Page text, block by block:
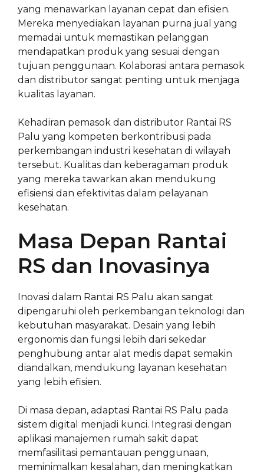
yang menawarkan layanan cepat dan efisien.
Mereka menyediakan layanan purna jual yang
memadai untuk memastikan pelanggan
mendapatkan produk yang sesuai dengan
tujuan penggunaan. Kolaborasi antara pemasok
dan distributor sangat penting untuk menjaga
kualitas layanan.
Kehadiran pemasok dan distributor Rantai RS
Palu yang kompeten berkontribusi pada
perkembangan industri kesehatan di wilayah
tersebut. Kualitas dan keberagaman produk
yang mereka tawarkan akan mendukung
efisiensi dan efektivitas dalam pelayanan
kesehatan.
Masa Depan Rantai
RS dan Inovasinya
Inovasi dalam Rantai RS Palu akan sangat
dipengaruhi oleh perkembangan teknologi dan
kebutuhan masyarakat. Desain yang lebih
ergonomis dan fungsi lebih dari sekedar
penghubung antar alat medis dapat semakin
diandalkan, mendukung layanan kesehatan
yang lebih efisien.
Di masa depan, adaptasi Rantai RS Palu pada
sistem digital menjadi kunci. Integrasi dengan
aplikasi manajemen rumah sakit dapat
memfasilitasi pemantauan penggunaan,
meminimalkan kesalahan, dan meningkatkan